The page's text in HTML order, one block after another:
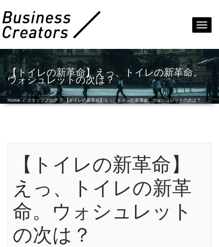
【トイレの新革命】えっ、トイレの新革命。
ウォシュレットの次は？
Home / スタッフブログ /【トイレの新革命】えっ、トイレの新革命。ウォシュレットの次は？
【トイレの新革命】
えっ、トイレの新革
命。ウォシュレット
の次は？